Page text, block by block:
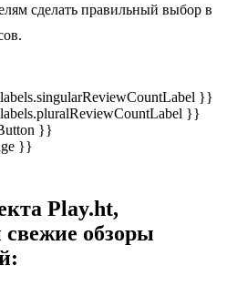
сделать правильный выбор в
}}
}}
}}
}}
Play.ht,
обзоры